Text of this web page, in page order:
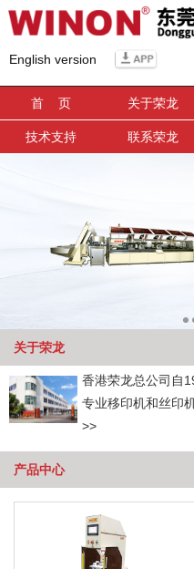
English version
首 页 关于荣龙
技术支持 联系荣龙
关于荣龙
香港荣龙总公司自
专业移印机和丝印
>>
产品中心
信息搜索